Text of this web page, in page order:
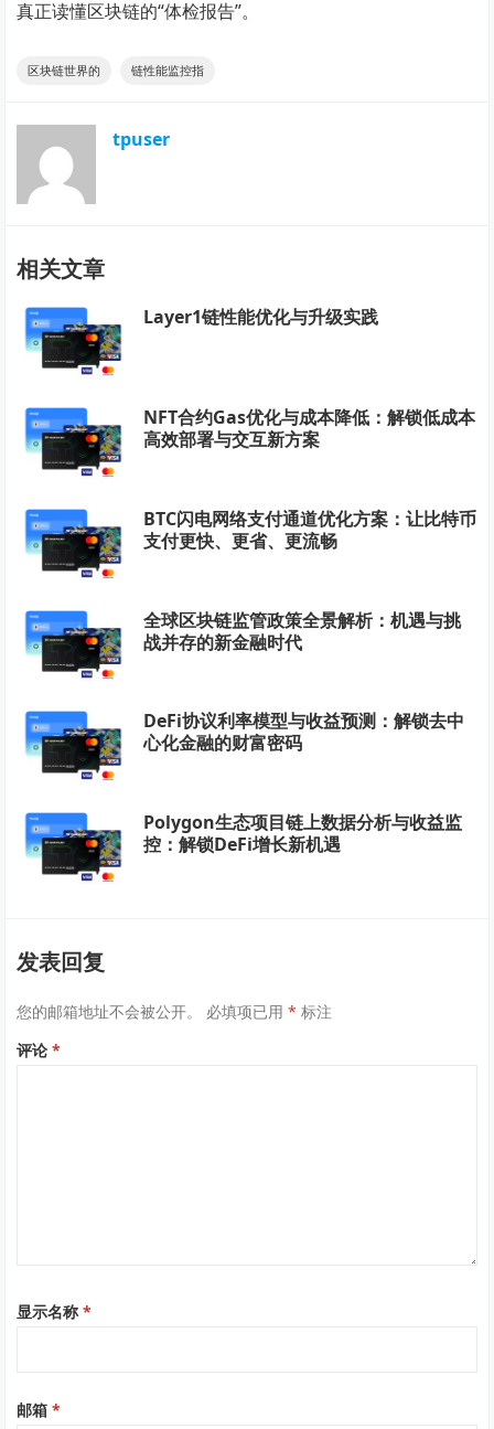
真正读懂区块链的“体检报告”。
区块链世界的 链性能监控指
tpuser
相关文章
Layer1链性能优化与升级实践
NFT合约Gas优化与成本降低：解锁低成本
高效部署与交互新方案
BTC闪电网络支付通道优化方案：让比特币
支付更快、更省、更流畅
全球区块链监管政策全景解析：机遇与挑
战并存的新金融时代
DeFi协议利率模型与收益预测：解锁去中
心化金融的财富密码
Polygon生态项目链上数据分析与收益监
控：解锁DeFi增长新机遇
发表回复
您的邮箱地址不会被公开。 必填项已用* 标注
评论*
显示名称*
邮箱*